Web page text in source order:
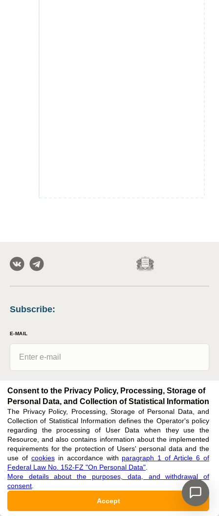
Subscribe:
E-MAIL
Issues
News
By clicking the button, I agree with
the privacy policy, processing, storage of
personal data, and collection of statistical information in accordance with
paragraph 1 of Article 6 of Federal Law No. 152-FZ "On Personal Data"
Subscribe
Consent to the Privacy Policy, Processing, Storage of
Personal Data, and Collection of Statistical Information
The Privacy Policy, Processing, Storage of Personal Data, and
Collection of Statistical Information defines the Operator's policy
regarding the processing of User Data when they use the
Resource, and also contains information about the implemented
requirements for the protection of Users' personal data and the
use of cookiesin accordance with paragraph 1 of Article 6 of
Federal Law No. 152-FZ "On Personal Data"
More details about the purposes, data, and withdrawal of
consent
Accept